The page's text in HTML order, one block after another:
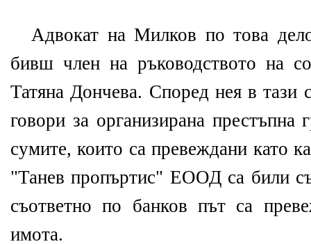
Адвокат на Милков по това
бивш член на ръководството на
Татяна Дончева. Според нея в тази
говори за организирана
сумите, които са превеждани като
"Танев пропъртис" ЕООД са били
съответно по банков път са
имота.